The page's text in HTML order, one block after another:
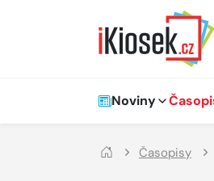
Hlavní navigace
Noviny
Časopisy